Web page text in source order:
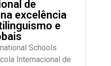
de
excelência
e
Schools
Internacional de